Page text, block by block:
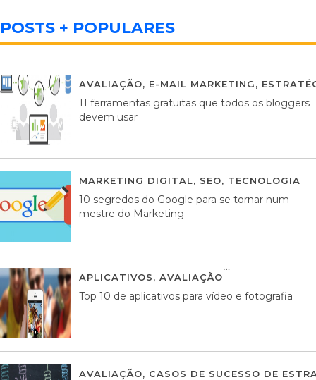
POSTS + POPULARES
AVALIAÇÃO, E-MAIL MARKETING,
11 ferramentas gratuitas que todos os bloggers
devem usar
MARKETING DIGITAL, SEO, TECNOLOGIA
10 segredos do Google para se tornar num
mestre do Marketing
APLICATIVOS, AVALIAÇÃO
Top 10 de aplicativos para vídeo e fotografia
AVALIAÇÃO, CASOS DE SUCESSO DE